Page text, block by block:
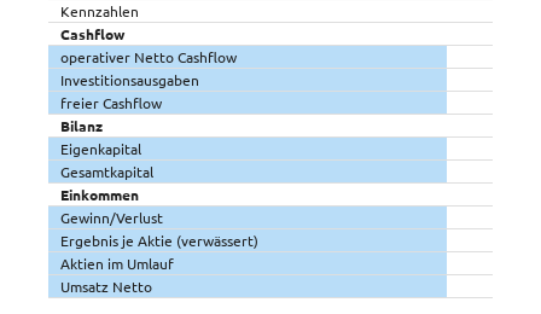
Kennzahlen
Cashflow
operativer Netto Cashflow
Investitionsausgaben
freier Cashflow
Bilanz
Eigenkapital
Gesamtkapital
Einkommen
Gewinn/Verlust
Ergebnis je Aktie (verwässert)
Aktien im Umlauf
Umsatz Netto